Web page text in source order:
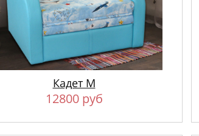
Кадет М
12800 руб